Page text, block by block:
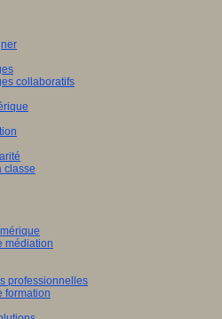
collaboratifs
classe
médiation
professionnelles
formation